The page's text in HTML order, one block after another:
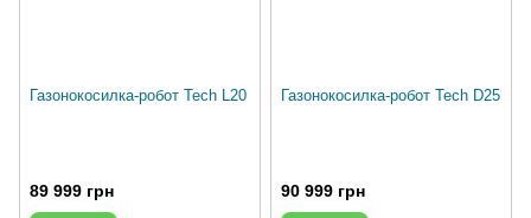
Газонокосилка-робот Tech L20
89 999 грн
Газонокосилка-робот Tech D25
90 999 грн